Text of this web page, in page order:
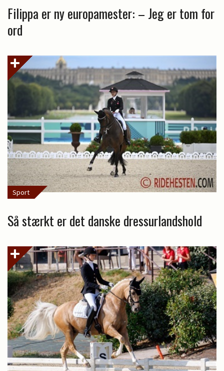
Filippa er ny europamester: – Jeg er tom for
ord
Sport
Så stærkt er det danske dressurlandshold